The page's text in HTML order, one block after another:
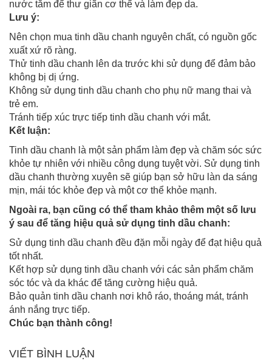
nước tắm để thư giãn cơ thể và làm đẹp da.
Lưu ý:
Nên chọn mua tinh dầu chanh nguyên chất, có nguồn gốc
xuất xứ rõ ràng.
Thử tinh dầu chanh lên da trước khi sử dụng để đảm bảo
không bị dị ứng.
Không sử dụng tinh dầu chanh cho phụ nữ mang thai và
trẻ em.
Tránh tiếp xúc trực tiếp tinh dầu chanh với mắt.
Kết luận:
Tinh dầu chanh là một sản phẩm làm đẹp và chăm sóc sức
khỏe tự nhiên với nhiều công dụng tuyệt vời. Sử dụng tinh
dầu chanh thường xuyên sẽ giúp bạn sở hữu làn da sáng
mịn, mái tóc khỏe đẹp và một cơ thể khỏe mạnh.
Ngoài ra, bạn cũng có thể tham khảo thêm một số lưu
ý sau để tăng hiệu quả sử dụng tinh dầu chanh:
Sử dụng tinh dầu chanh đều đặn mỗi ngày để đạt hiệu quả
tốt nhất.
Kết hợp sử dụng tinh dầu chanh với các sản phẩm chăm
sóc tóc và da khác để tăng cường hiệu quả.
Bảo quản tinh dầu chanh nơi khô ráo, thoáng mát, tránh
ánh nắng trực tiếp.
Chúc bạn thành công!
VIẾT BÌNH LUẬN